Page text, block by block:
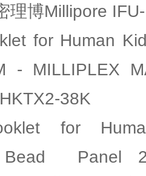
理博Millipore
for Human
- MILLIPLEX
38K
for
Bead